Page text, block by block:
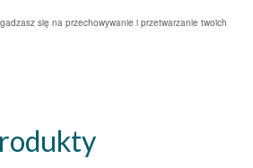
się na przechowywanie i przetwarzanie twoich